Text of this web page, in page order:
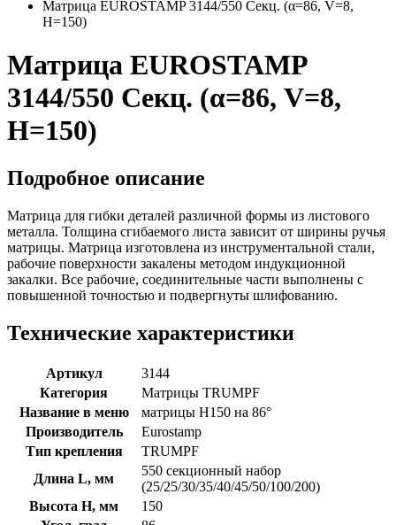
Матрица EUROSTAMP 3144/550 Секц. (α=86, V=8,
H=150)
Матрица EUROSTAMP
3144/550 Секц. (α=86, V=8,
H=150)
Подробное описание
Матрица для гибки деталей различной формы из листового
металла. Толщина сгибаемого листа зависит от ширины ручья
матрицы. Матрица изготовлена из инструментальной стали,
рабочие поверхности закалены методом индукционной
закалки. Все рабочие, соединительные части выполнены с
повышенной точностью и подвергнуты шлифованию.
Технические характеристики
Артикул
3144
Категория
Матрицы TRUMPF
Название в меню
матрицы H150 на 86°
Производитель
Eurostamp
Тип крепления
TRUMPF
Длина L, мм
550 секционный набор
(25/25/30/35/40/45/50/100/200)
Высота H, мм
150